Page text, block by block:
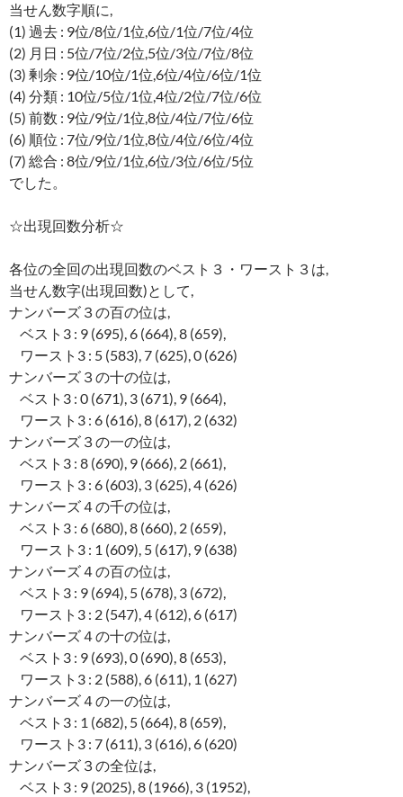
当せん数字順に,
(1) 過去 : 9位/8位/1位,6位/1位/7位/4位
(2) 月日 : 5位/7位/2位,5位/3位/7位/8位
(3) 剰余 : 9位/10位/1位,6位/4位/6位/1位
(4) 分類 : 10位/5位/1位,4位/2位/7位/6位
(5) 前数 : 9位/9位/1位,8位/4位/7位/6位
(6) 順位 : 7位/9位/1位,8位/4位/6位/4位
(7) 総合 : 8位/9位/1位,6位/3位/6位/5位
でした。
☆出現回数分析☆
各位の全回の出現回数のベスト３・ワースト３は,
当せん数字(出現回数)として,
ナンバーズ３の百の位は,
ベスト3 : 9 (695), 6 (664), 8 (659),
ワースト3 : 5 (583), 7 (625), 0 (626)
ナンバーズ３の十の位は,
ベスト3 : 0 (671), 3 (671), 9 (664),
ワースト3 : 6 (616), 8 (617), 2 (632)
ナンバーズ３の一の位は,
ベスト3 : 8 (690), 9 (666), 2 (661),
ワースト3 : 6 (603), 3 (625), 4 (626)
ナンバーズ４の千の位は,
ベスト3 : 6 (680), 8 (660), 2 (659),
ワースト3 : 1 (609), 5 (617), 9 (638)
ナンバーズ４の百の位は,
ベスト3 : 9 (694), 5 (678), 3 (672),
ワースト3 : 2 (547), 4 (612), 6 (617)
ナンバーズ４の十の位は,
ベスト3 : 9 (693), 0 (690), 8 (653),
ワースト3 : 2 (588), 6 (611), 1 (627)
ナンバーズ４の一の位は,
ベスト3 : 1 (682), 5 (664), 8 (659),
ワースト3 : 7 (611), 3 (616), 6 (620)
ナンバーズ３の全位は,
ベスト3 : 9 (2025), 8 (1966), 3 (1952),